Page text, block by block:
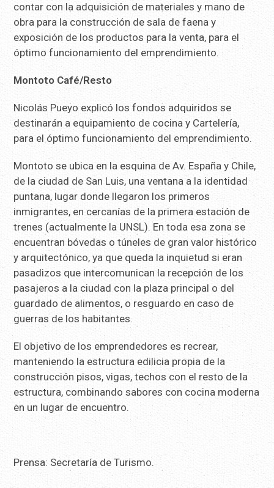
contar con la adquisición de materiales y mano de
obra para la construcción de sala de faena y
exposición de los productos para la venta, para el
óptimo funcionamiento del emprendimiento.
Montoto Café/Resto
Nicolás Pueyo explicó los fondos adquiridos se
destinarán a equipamiento de cocina y Cartelería,
para el óptimo funcionamiento del emprendimiento.
Montoto se ubica en la esquina de Av. España y Chile,
de la ciudad de San Luis, una ventana a la identidad
puntana, lugar donde llegaron los primeros
inmigrantes, en cercanías de la primera estación de
trenes (actualmente la UNSL). En toda esa zona se
encuentran bóvedas o túneles de gran valor histórico
y arquitectónico, ya que queda la inquietud si eran
pasadizos que intercomunican la recepción de los
pasajeros a la ciudad con la plaza principal o del
guardado de alimentos, o resguardo en caso de
guerras de los habitantes.
El objetivo de los emprendedores es recrear,
manteniendo la estructura edilicia propia de la
construcción pisos, vigas, techos con el resto de la
estructura, combinando sabores con cocina moderna
en un lugar de encuentro.
Prensa: Secretaría de Turismo.